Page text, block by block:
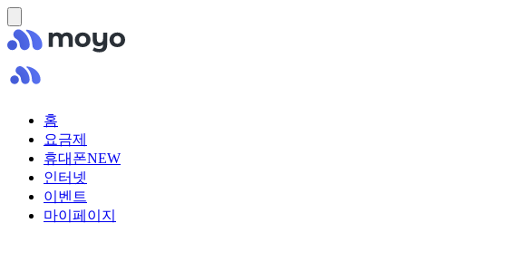
홈
요금제
휴대폰NEW
인터넷
이벤트
마이페이지